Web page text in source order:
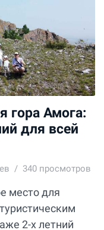
гора Амога:
для всей
340 просмотров
место для
2-х летний